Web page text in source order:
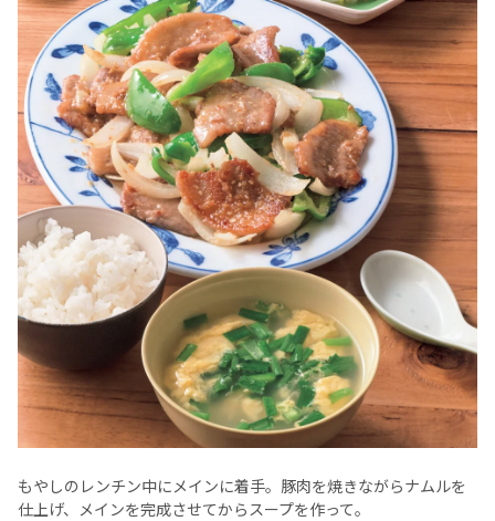
もやしのレンチン中にメインに着手。豚肉を焼きながらナムルを
仕上げ、メインを完成させてからスープを作って。